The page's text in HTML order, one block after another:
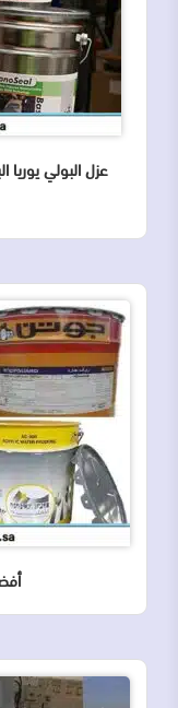
عزل البولي يوريا
أفضل 4 دهان